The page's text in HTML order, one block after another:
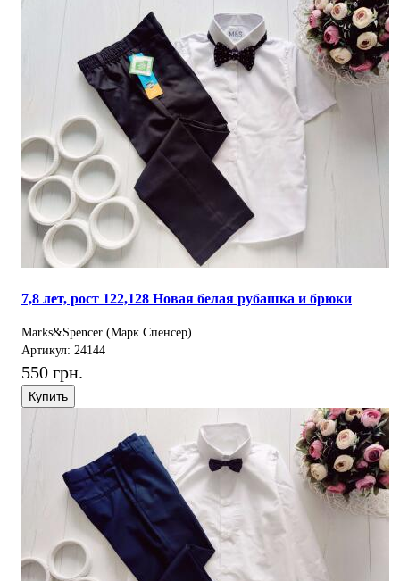
7,8 лет, рост 122,128 Новая белая рубашка и брюки
Marks&Spencer (Марк Спенсер)
Артикул: 24144
550 грн.
Купить